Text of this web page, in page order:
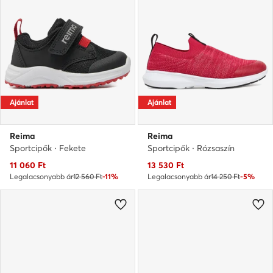
Ajánlat
Reima
Sportcipők · Fekete
Aktuális ár
11 060 Ft
Legalacsonyabb ár12 560 Ft-11%
Ajánlat
Reima
Sportcipők · Rózsaszín
Aktuális ár
13 530 Ft
Legalacsonyabb ár14 250 Ft-5%